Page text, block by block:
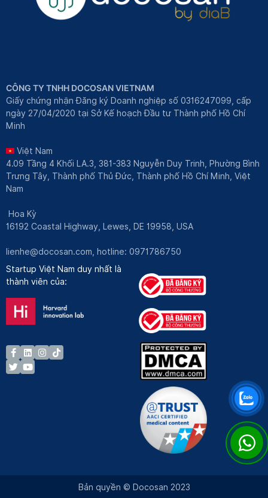
CÔNG TY TNHH DOCOSAN VIETNAM
Giấy chứng nhận Đăng ký Doanh nghiệp số 0316247099, cấp
ngày 27/04/2020 tại Sở Kế hoạch Đầu tư Thành phố Hồ Chí
Minh
Việt Nam
4.09 Tầng 4 Khối LA.3, 381-383 Nguyễn Duy Trinh, Phường Bình
Trưng Tây, Thành phố Thủ Đức, Thành phố Hồ Chí Minh, Việt
Nam
Hoa Kỳ
16192 Coastal Highway, Lewes, DE 19958, USA
lienhe@docosan.com , hotline: 0971786750
Startup Việt Nam duy nhất là
thành viên của:
Bản quyền © Docosan 2023